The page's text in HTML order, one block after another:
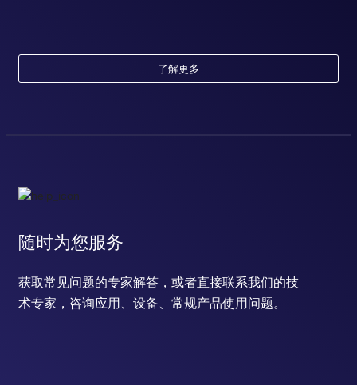
了解更多
随时为您服务
获取常见问题的专家解答，或者直接联系我们的技
术专家，咨询应用、设备、常规产品使用问题。